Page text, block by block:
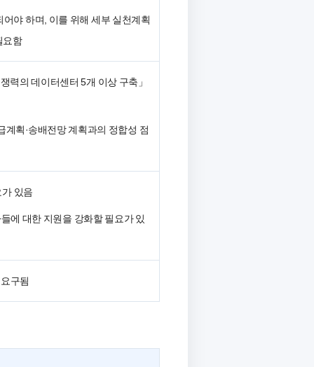
야 하며, 이를 위해 세부 실천계획
요함
력의 데이터센터 5개 이상 구축」
획·송배전망 계획과의 정합성 점
있음
에 대한 지원을 강화할 필요가 있
구됨